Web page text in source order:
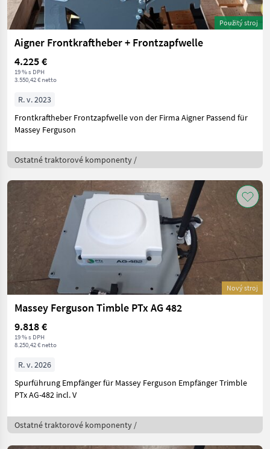
Použitý stroj
Aigner Frontkraftheber + Frontzapfwelle
4.225 €
19 % s DPH
3.550,42 € netto
R. v. 2023
Frontkraftheber Frontzapfwelle von der Firma Aigner Passend für
Massey Ferguson
Ostatné traktorové komponenty /
Nový stroj
Massey Ferguson Timble PTx AG 482
9.818 €
19 % s DPH
8.250,42 € netto
R. v. 2026
Spurführung Empfänger für Massey Ferguson Empfänger Trimble
PTx AG-482 incl. V
Ostatné traktorové komponenty /